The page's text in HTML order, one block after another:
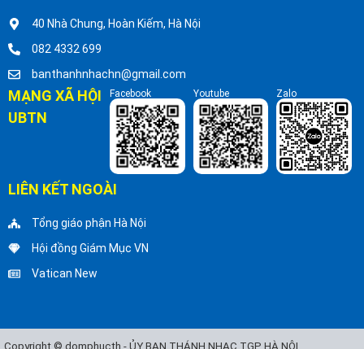
40 Nhà Chung, Hoàn Kiếm, Hà Nội
082 4332 699
banthanhnhachn@gmail.com
MẠNG XÃ HỘI
UBTN
Facebook Youtube Zalo
LIÊN KẾT NGOÀI
Tổng giáo phận Hà Nội
Hội đồng Giám Mục VN
Vatican New
Copyright © domphucth - ỦY BAN THÁNH NHẠC TGP HÀ NỘI